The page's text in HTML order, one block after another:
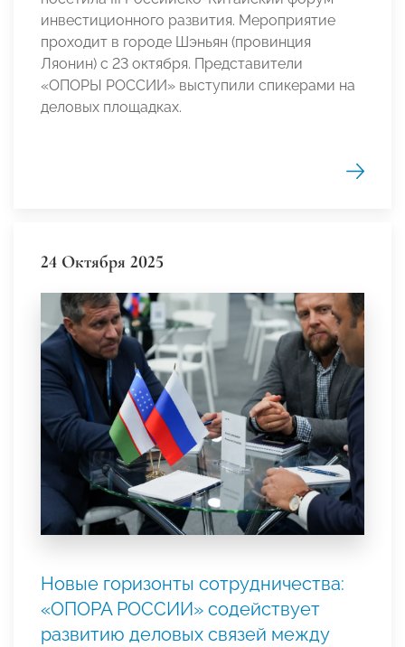
инвестиционного развития. Мероприятие
проходит в городе Шэньян (провинция
Ляонин) с 23 октября. Представители
«ОПОРЫ РОССИИ» выступили спикерами на
деловых площадках.
24 Октября 2025
Новые горизонты сотрудничества:
«ОПОРА РОССИИ» содействует
развитию деловых связей между